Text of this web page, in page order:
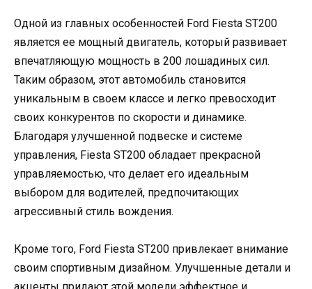
Одной из главных особенностей Ford Fiesta ST200
является ее мощный двигатель, который развивает
впечатляющую мощность в 200 лошадиных сил.
Таким образом, этот автомобиль становится
уникальным в своем классе и легко превосходит
своих конкурентов по скорости и динамике.
Благодаря улучшенной подвеске и системе
управления, Fiesta ST200 обладает прекрасной
управляемостью, что делает его идеальным
выбором для водителей, предпочитающих
агрессивный стиль вождения.
Кроме того, Ford Fiesta ST200 привлекает внимание
своим спортивным дизайном. Улучшенные детали и